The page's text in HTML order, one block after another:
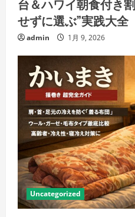
台＆ハワイ朝食付き
せずに選ぶ”実践大全
admin 1月 9, 2026
Uncategorized